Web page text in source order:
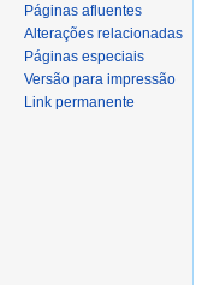
Páginas afluentes
Alterações relacionadas
Páginas especiais
Versão para impressão
Link permanente